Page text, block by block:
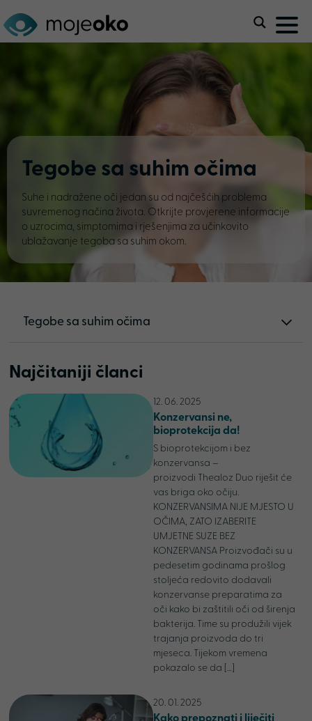
Tegobe sa suhim očima
Suhe i nadražene oči jedan su od najčešćih problema
suvremenog načina života. Otkrijte provjerene informacije
o uzrocima, simptomima i rješenjima za učinkovito
ublažavanje tegoba sa suhim okom.
Tegobe sa suhim očima
Najčitaniji članci
12. 06. 2025
Konzervansi ne,
bioprotekcija da!
S bioprotekcijom i bez
konzervansa –
proizvodi Thealoz Duo riješit će
vas briga oko očiju.
KONZERVANSIMA NIJE MJESTO U
OČIMA, ZATO IZABERITE
UMJETNE SUZE BEZ
KONZERVANSA Proizvođači su u
pedesetim godinama prošlog
stoljeća redovito dodavali
konzervanse preparatima za
oči kako bi zaštitili oči od širenja
bakterija. Time su produžili vijek
trajanja proizvoda do tri
mjeseca. Tijekom vremena
pokazalo se da […]
20. 01. 2025